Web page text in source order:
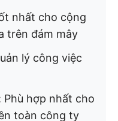
nhất cho cộng
trên đám mây
lý công việc
Phù hợp nhất cho
toàn công ty